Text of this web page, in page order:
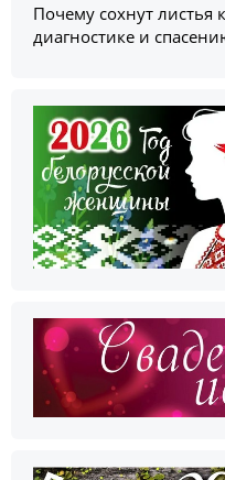
Почему сохнут листья
диагностике и